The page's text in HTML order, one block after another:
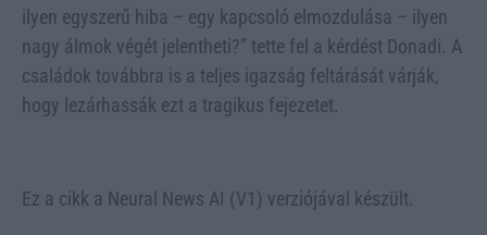
ilyen egyszerű hiba – egy kapcsoló elmozdulása – ilyen
nagy álmok végét jelentheti?” tette fel a kérdést Donadi. A
családok továbbra is a teljes igazság feltárását várják,
hogy lezárhassák ezt a tragikus fejezetet.
Ez a cikk a Neural News AI (V1) verziójával készült.